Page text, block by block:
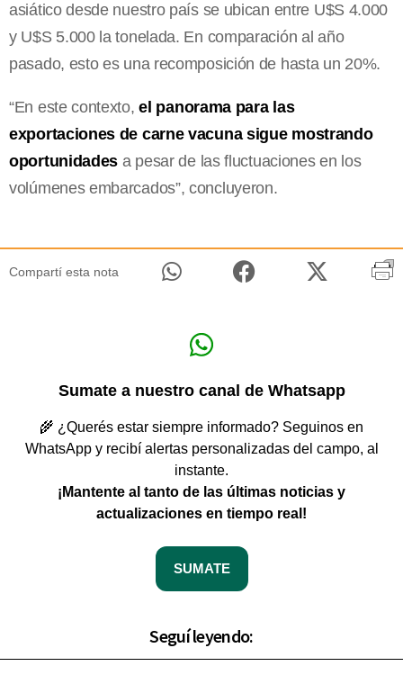
asiático desde nuestro país se ubican entre U$S 4.000
y U$S 5.000 la tonelada. En comparación al año
pasado, esto es una recomposición de hasta un 20%.
“En este contexto,el panorama para las
exportaciones de carne vacuna sigue mostrando
oportunidades a pesar de las fluctuaciones en los
volúmenes embarcados”, concluyeron.
Compartí esta nota
Sumate a nuestro canal de Whatsapp
🌾 ¿Querés estar siempre informado? Seguinos en
WhatsApp y recibí alertas personalizadas del campo, al
instante.
¡Mantente al tanto de las últimas noticias y
actualizaciones en tiempo real!
SUMATE
Seguí leyendo: